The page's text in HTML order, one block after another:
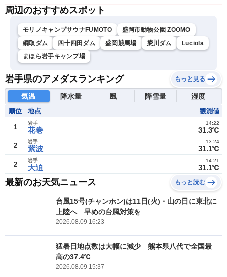
周辺のおすすめスポット
モリノキャンプサウナFUMOTO
盛岡市動物公園 ZOOMO
綱取ダム
四十四田ダム 盛岡競馬場 簗川ダム
Luciola
まほら岩手キャンプ場
岩手県のアメダスランキング もっと見る
気温 降水量 風 降雪量 湿度
順位 地点 観測値
1 花巻
岩手
31.3℃
14:22
2 紫波
岩手
31.1℃
13:24
2 大迫
岩手
31.1℃
14:21
最新のお天気ニュース もっと読む
台風15号(チャンホン)は11日(火)・山の日に東北に
上陸へ 早めの台風対策を
2026.08.09 16:23
猛暑日地点数は大幅に減少 熊本県八代で全国最
高の37.4℃
2026.08.09 15:37